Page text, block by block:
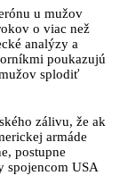
u mužov
o viac než
analýzy a
poukazujú
splodiť
zálivu, že ak
armáde
postupne
spojencom USA